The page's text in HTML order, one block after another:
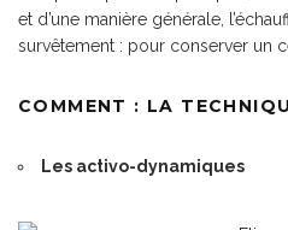
et d’une manière générale,
survêtement : pour conserver un
COMMENT : LA
Les activo-dynamiques